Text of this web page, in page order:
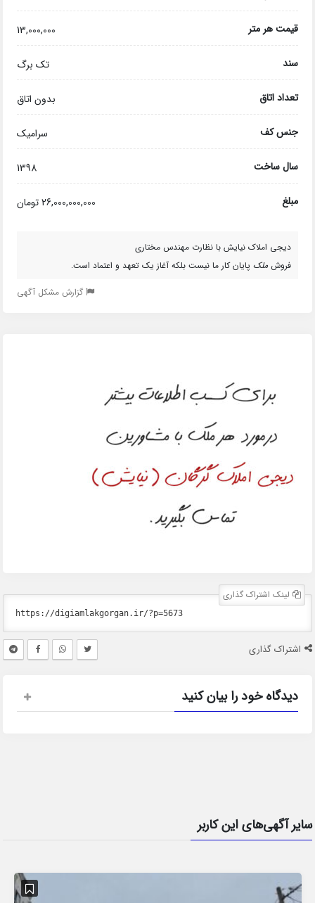
قیمت هر متر 13,000,000
سند تک برگ
تعداد اتاق بدون اتاق
جنس کف سرامیک
سال ساخت 1398
مبلغ 26,000,000,000 تومان
دیجی املاک نیایش با نظارت مهندس مختاری
فروشملک پایان کار ما نیست بلکه آغاز یک تعهد و اعتماد است.
گزارش مشکل آگهی
لینک اشتراک گذاری
اشتراک گذاری
دیدگاه خود را بیان کنید
سایر آگهی‌های این کاربر